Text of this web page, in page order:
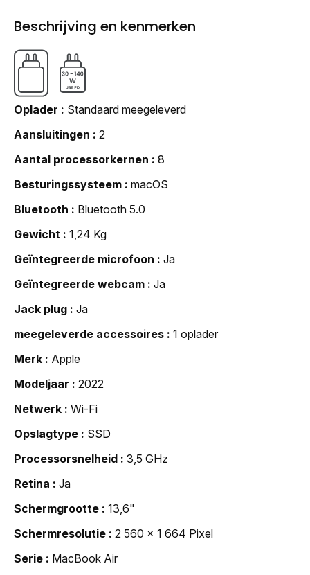
Beschrijving en kenmerken
Oplader
Standaard meegeleverd
Aansluitingen
2
Aantal processorkernen
8
Besturingssysteem
macOS
Bluetooth
Bluetooth 5.0
Gewicht
1,24 Kg
Geïntegreerde microfoon
Ja
Geïntegreerde webcam
Ja
Jack plug
Ja
meegeleverde accessoires
1 oplader
Merk
Apple
Modeljaar
2022
Netwerk
Wi-Fi
Opslagtype
SSD
Processorsnelheid
3,5 GHz
Retina
Ja
Schermgrootte
13,6"
Schermresolutie
2 560 x 1 664 Pixel
Serie
MacBook Air